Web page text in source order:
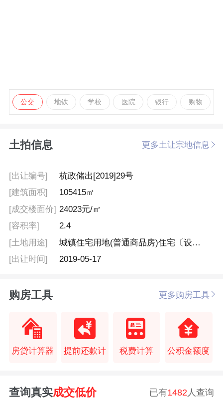
公交 地铁 学校 医院 银行 购物
土拍信息 更多土让宗地信息
[出让编号]
杭政储出[2019]29号
[建筑面积]
105415㎡
[成交楼面价] 24023元/㎡
[容积率]
2.4
[土地用途]
城镇住宅用地(普通商品房)住宅〔设配套公建)、服务设施用地
[出让时间]
2019-05-17
购房工具 更多购房工具
房贷计算器 提前还款计 税费计算 公积金额度
查询真实成交低价 已有1482 人查询